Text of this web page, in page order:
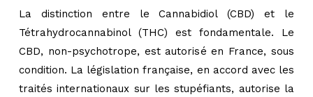
La distinction entre le Cannabidiol (CBD) et le
Tétrahydrocannabinol (THC) est fondamentale. Le
CBD, non-psychotrope, est autorisé en France, sous
condition. La législation française, en accord avec les
traités internationaux sur les stupéfiants, autorise la